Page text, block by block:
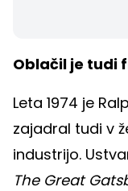
Oblačil je tudi
Leta 1974 je
zajadral tudi v
industrijo.
The Great